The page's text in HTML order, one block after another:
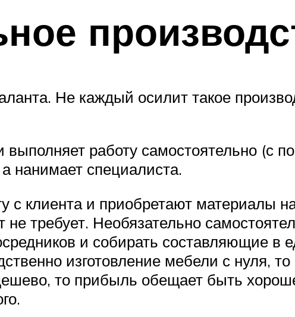
Не каждый осилит такое
работу самостоятельно (с
нанимает специалиста.
клиента и приобретают материалы
требует. Необязательно
и собирать составляющие в
изготовление мебели с нуля, то
то прибыль обещает быть